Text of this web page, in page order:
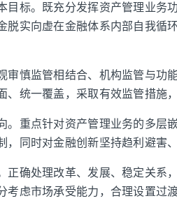
目标。既充分发挥资产管理业务
脱实向虚在金融体系内部自我循
审慎监管相结合、机构监管与功
、统一覆盖，采取有效监管措施
。重点针对资产管理业务的多层
，同时对金融创新坚持趋利避害
正确处理改革、发展、稳定关系
考虑市场承受能力，合理设置过